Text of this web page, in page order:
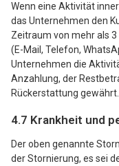
Wenn eine Aktivität
das Unternehmen den
Zeitraum von mehr als
(E-Mail, Telefon,
Unternehmen die
Anzahlung, der
Rückerstattung gewährt.
4.7 Krankheit und
Der oben genannte
der Stornierung, es sei